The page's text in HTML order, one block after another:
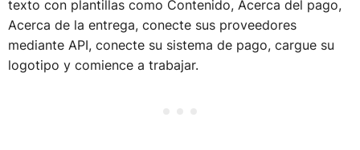
texto con plantillas como Contenido, Acerca del pago,
Acerca de la entrega, conecte sus proveedores
mediante API, conecte su sistema de pago, cargue su
logotipo y comience a trabajar.